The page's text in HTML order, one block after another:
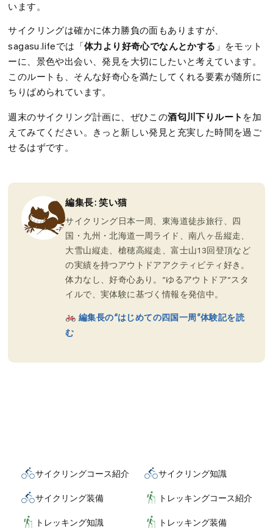
います。
サイクリングは確かに体力勝負の面もありますが、
sagasu.lifeでは「体力より好奇心でなんとかする 」をモット
ーに、景色や出会い、発見を大切にしたいと考えています。
このルートも、そんな好奇心を満たしてくれる要素が随所に
ちりばめられています。
週末のサイクリング計画に、ぜひこの酒匂川下りルート を加
えてみてください。きっと新しい発見と充実した時間を過ご
せるはずです。
編集長: 笑い猫
サイクリング日本一周、東海道徒歩旅行、四
国・九州・北海道一周ライド、南八ヶ岳縦走、
大雪山縦走、槍穂高縦走、富士山13回登頂など
の実績を持つアウトドアアクティビティ好き。
体力なし、好奇心あり。”ゆるアウトドア”スタ
イルで、実体験に基づく情報を発信中。
編集長の“はじめての四国一周”体験記を読
む
サイクリングコース紹介 サイクリング知識
サイクリング装備 トレッキングコース紹介
トレッキング知識 トレッキング装備